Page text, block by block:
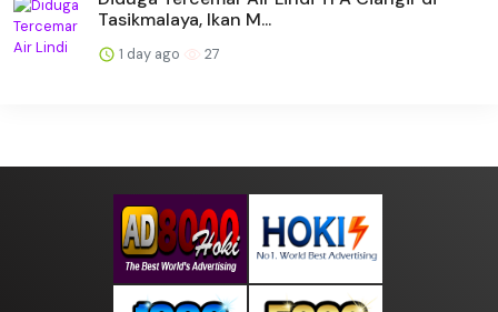
Tasikmalaya, Ikan M...
1 day ago 27